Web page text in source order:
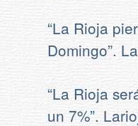
“La Rioja
Domingo”.
“La Rioja
un 7%”.